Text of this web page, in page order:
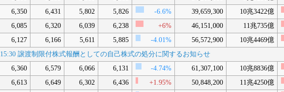
6,350 6,431 5,802 5,826 -6.6% 39,659,300 10兆3422億
6,085 6,320 6,039 6,238 +6% 46,151,000 11兆735億
6,127 6,166 5,611 5,885 -4.01% 56,572,900 10兆4469億
15:30 譲渡制限付株式報酬としての自己株式の処分に関するお知らせ
6,360 6,579 6,066 6,131 -4.74% 61,307,100 10兆8836億
6,613 6,649 6,302 6,436 +1.95% 50,848,200 11兆4250億